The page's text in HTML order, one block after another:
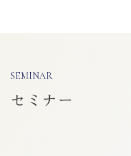
SEMINAR
セミナー